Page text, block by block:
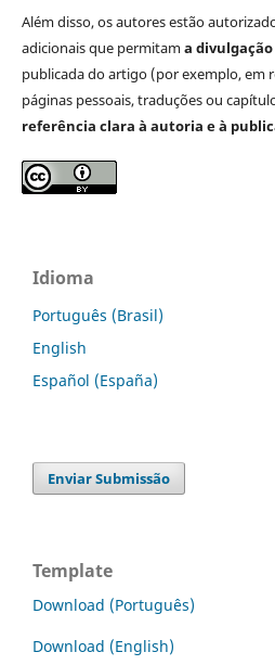
Além disso, os autores estão
adicionais que permitama
publicada do artigo (por exemplo, em
páginas pessoais, traduções ou
referência clara à autoria e à
Idioma
Português (Brasil)
English
Español (España)
Enviar Submissão
Template
Download (Português)
Download (English)